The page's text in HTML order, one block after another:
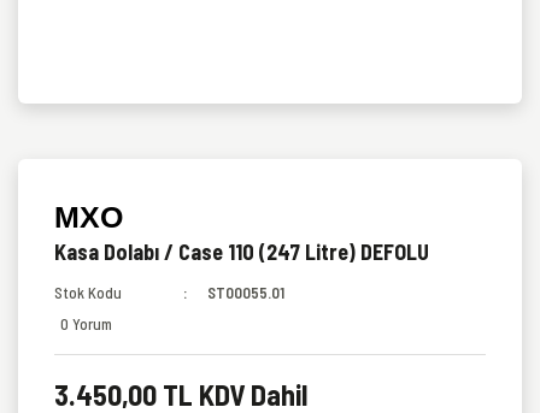
MXO
Kasa Dolabı / Case 110 (247 Litre) DEFOLU
Stok Kodu
ST00055.01
0 Yorum
3.450,00 TL KDV Dahil